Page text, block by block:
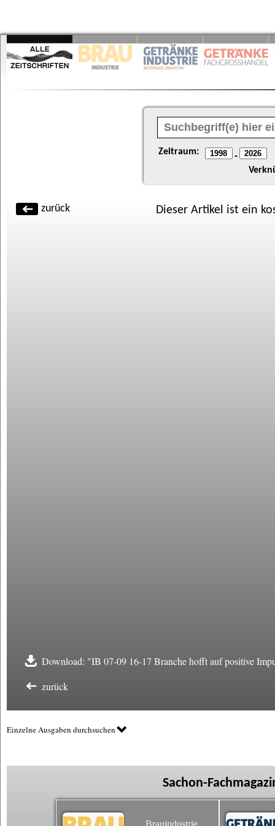
Zeitraum: -
zurück Dieser Artikel ist ein
Download: "IB 07-09 16-17 Branche hofft auf positive
zurück
Einzelne Ausgaben durchsuchen
Sachon-
Brauindustrie